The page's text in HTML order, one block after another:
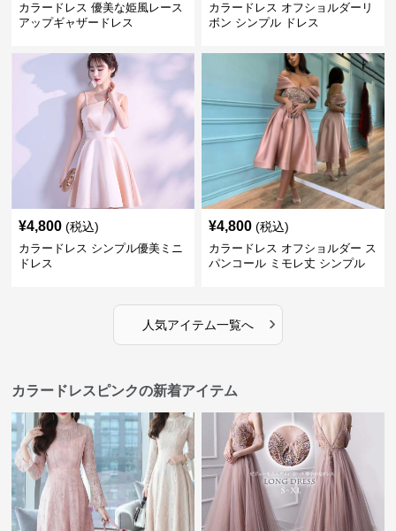
カラードレス 優美な姫風レース
アップギャザードレス
カラードレス オフショルダーリ
ボン シンプル ドレス
¥4,800 (税込)
カラードレス シンプル優美ミニ
ドレス
¥4,800 (税込)
カラードレス オフショルダー ス
パンコール ミモレ丈 シンプル
人気アイテム一覧へ ›
カラードレスピンクの新着アイテム